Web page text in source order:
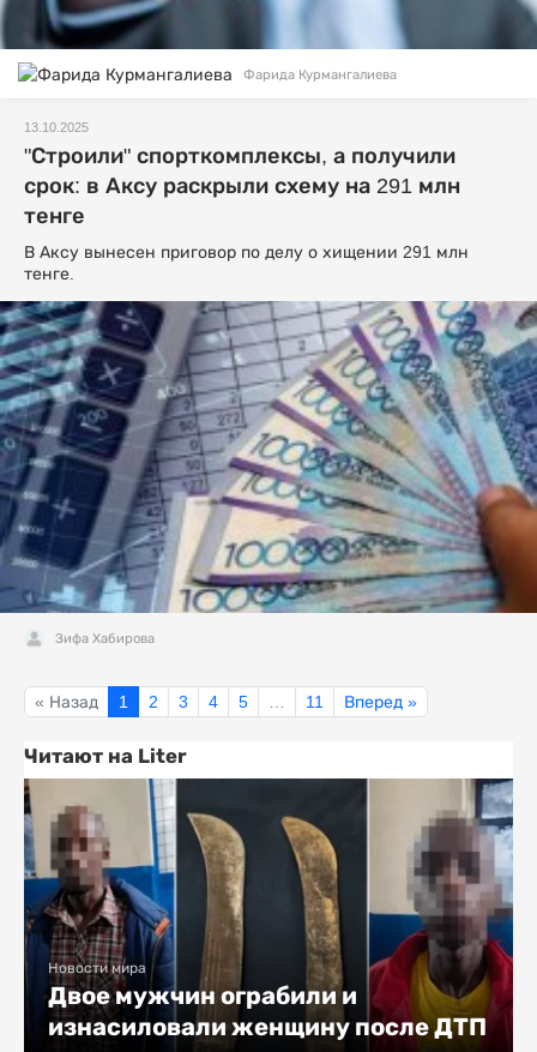
Фарида Курмангалиева
13.10.2025
"Строили" спорткомплексы, а получили
срок: в Аксу раскрыли схему на 291 млн
тенге
В Аксу вынесен приговор по делу о хищении 291 млн
тенге.
Зифа Хабирова
« Назад 1 2 3 4 5 … 11 Вперед »
Читают на Liter
Новости мира
Двое мужчин ограбили и
изнасиловали женщину после ДТП